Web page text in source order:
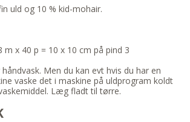
uld og 10 % kid-mohair.
m x 40 p = 10 x 10 cm på pind 3
Men du kan evt hvis du har en
vaske det i maskine på uldprogram koldt
Læg fladt til tørre.